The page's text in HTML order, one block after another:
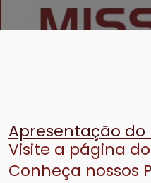
Apresentação do
Visite a página
Conheça nossos